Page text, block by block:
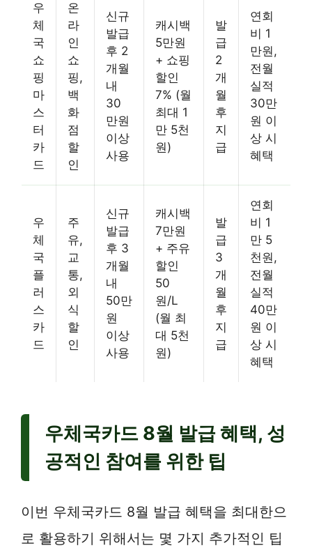
우
체
국
쇼
핑
마
스
터
카
드
온
라
인
쇼
핑,
백
화
점
할
인
신규
발급
후 2
개월
내
30
만원
이상
사용
캐시백
5만원
+ 쇼핑
할인
7% (월
최대 1
만 5천
원)
발
급
2
개
월
후
지
급
연회
비 1
만원,
전월
실적
30만
원 이
상 시
혜택
우
체
국
플
러
스
카
드
주
유,
교
통,
외
식
할
인
신규
발급
후 3
개월
내
50만
원
이상
사용
캐시백
7만원
+ 주유
할인
50
원/L
(월 최
대 5천
원)
발
급
3
개
월
후
지
급
연회
비 1
만 5
천원,
전월
실적
40만
원 이
상 시
혜택
우체국카드 8월 발급 혜택, 성
공적인 참여를 위한 팁
이번 우체국카드 8월 발급 혜택을 최대한으
로 활용하기 위해서는 몇 가지 추가적인 팁